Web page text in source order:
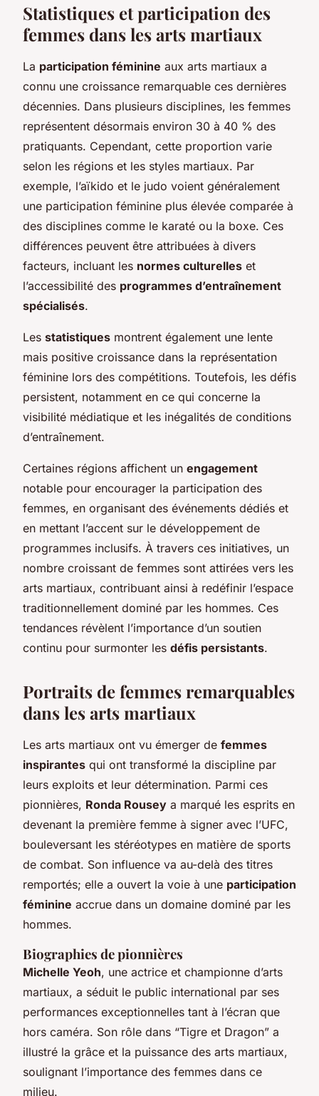
Statistiques et participation des
femmes dans les arts martiaux
La participation féminine aux arts martiaux a
connu une croissance remarquable ces dernières
décennies. Dans plusieurs disciplines, les femmes
représentent désormais environ 30 à 40 % des
pratiquants. Cependant, cette proportion varie
selon les régions et les styles martiaux. Par
exemple, l’aïkido et le judo voient généralement
une participation féminine plus élevée comparée à
des disciplines comme le karaté ou la boxe. Ces
différences peuvent être attribuées à divers
facteurs, incluant les normes culturelles et
l’accessibilité des programmes d’entraînement
spécialisés.
Les statistiques montrent également une lente
mais positive croissance dans la représentation
féminine lors des compétitions. Toutefois, les défis
persistent, notamment en ce qui concerne la
visibilité médiatique et les inégalités de conditions
d’entraînement.
Certaines régions affichent un engagement
notable pour encourager la participation des
femmes, en organisant des événements dédiés et
en mettant l’accent sur le développement de
programmes inclusifs. À travers ces initiatives, un
nombre croissant de femmes sont attirées vers les
arts martiaux, contribuant ainsi à redéfinir l’espace
traditionnellement dominé par les hommes. Ces
tendances révèlent l’importance d’un soutien
continu pour surmonter les défis persistants.
Portraits de femmes remarquables
dans les arts martiaux
Les arts martiaux ont vu émerger de femmes
inspirantes qui ont transformé la discipline par
leurs exploits et leur détermination. Parmi ces
pionnières, Ronda Rousey a marqué les esprits en
devenant la première femme à signer avec l’UFC,
bouleversant les stéréotypes en matière de sports
de combat. Son influence va au-delà des titres
remportés; elle a ouvert la voie à une participation
féminine accrue dans un domaine dominé par les
hommes.
Biographies de pionnières
Michelle Yeoh, une actrice et championne d’arts
martiaux, a séduit le public international par ses
performances exceptionnelles tant à l’écran que
hors caméra. Son rôle dans “Tigre et Dragon” a
illustré la grâce et la puissance des arts martiaux,
soulignant l’importance des femmes dans ce
milieu.